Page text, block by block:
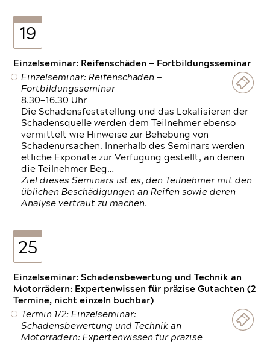
19
Einzelseminar: Reifenschäden — Fortbildungsseminar
Einzelseminar: Reifenschäden —
Fortbildungsseminar
8.30—16.30 Uhr
Die Schadensfeststellung und das Lokalisieren der
Schadensquelle werden dem Teilnehmer ebenso
vermittelt wie Hinweise zur Behebung von
Schadenursachen. Innerhalb des Seminars werden
etliche Exponate zur Verfügung gestellt, an denen
die Teilnehmer Beg…
Ziel dieses Seminars ist es, den Teilnehmer mit den
üblichen Beschädigungen an Reifen sowie deren
Analyse vertraut zu machen.
25
Einzelseminar: Schadensbewertung und Technik an
Motorrädern: Expertenwissen für präzise Gutachten (2
Termine, nicht einzeln buchbar)
Termin 1/2: Einzelseminar:
Schadensbewertung und Technik an
Motorrädern: Expertenwissen für präzise